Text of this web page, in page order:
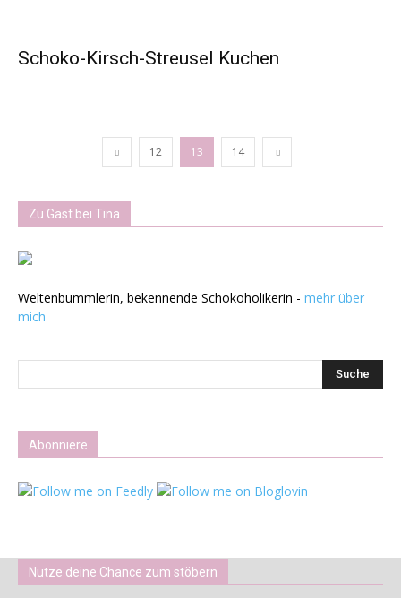
Schoko-Kirsch-Streusel Kuchen
12 13 14
Zu Gast bei Tina
Weltenbummlerin, bekennende Schokoholikerin - mehr über
mich
Abonniere
Nutze deine Chance zum stöbern